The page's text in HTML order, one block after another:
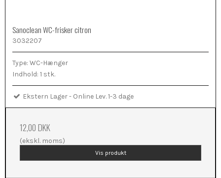
Sanoclean WC-frisker citron
3032207
Type: WC-Hænger
Indhold: 1 stk.
Ekstern Lager - Online Lev. 1-3 dage
12,00 DKK
(ekskl. moms)
Vis produkt